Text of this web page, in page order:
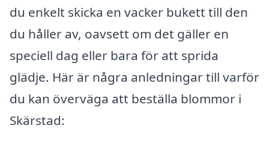
du enkelt skicka en vacker bukett till den
du håller av, oavsett om det gäller en
speciell dag eller bara för att sprida
glädje. Här är några anledningar till varför
du kan överväga att beställa blommor i
Skärstad: